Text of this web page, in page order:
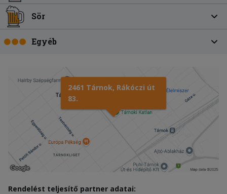
Sör
Egyéb
2461 Tárnok, Rákóczi út
83.
Rendelést teljesítő partner adatai: